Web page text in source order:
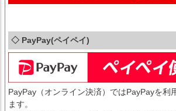
◇ PayPay(ペイペイ)
PayPay（オンライン決済）ではPayPayを利
ます。